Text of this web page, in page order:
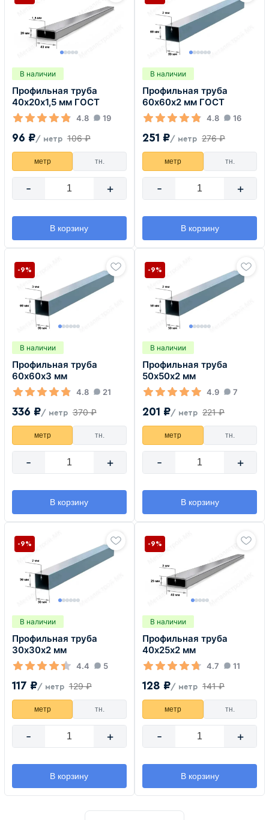
В наличии
Профильная труба
40х20х1,5 мм ГОСТ
4.8 19
96 ₽/ метр 106 ₽
метр тн.
- +
В корзину
В наличии
Профильная труба
60х60х2 мм ГОСТ
4.8 16
251 ₽/ метр 276 ₽
метр тн.
- +
В корзину
В наличии
Профильная труба
60х60х3 мм
4.8 21
336 ₽/ метр 370 ₽
-9%
метр тн.
- +
В корзину
В наличии
Профильная труба
50х50х2 мм
4.9 7
201 ₽/ метр 221 ₽
-9%
метр тн.
- +
В корзину
В наличии
Профильная труба
30х30х2 мм
4.4 5
117 ₽/ метр 129 ₽
-9%
метр тн.
- +
В корзину
В наличии
Профильная труба
40х25х2 мм
4.7 11
128 ₽/ метр 141 ₽
-9%
метр тн.
- +
В корзину